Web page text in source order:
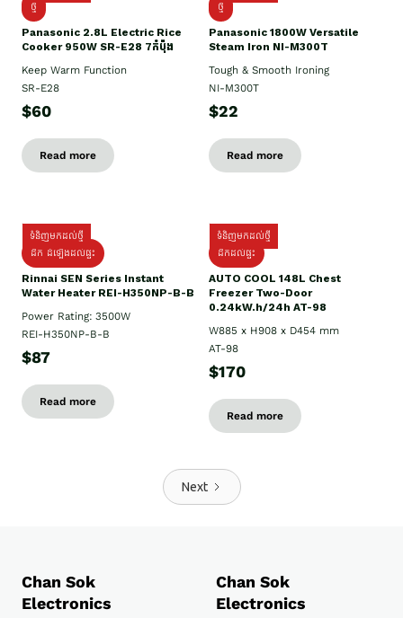
ថ្មី
Panasonic 2.8L Electric Rice
Cooker 950W SR-E28 7កំប៉ុង
Keep Warm Function
SR-E28
$60
Read more
ថ្មី
Panasonic 1800W Versatile
Steam Iron NI-M300T
Tough & Smooth Ironing
NI-M300T
$22
Read more
ទំនិញមកដល់ថ្មី
ដឹក ដំឡើងដល់ផ្ទះ
Rinnai SEN Series Instant
Water Heater REI-H350NP-B-B
Power Rating: 3500W
REI-H350NP-B-B
$87
Read more
ទំនិញមកដល់ថ្មី
ដឹកដល់ផ្ទះ
AUTO COOL 148L Chest
Freezer Two-Door
0.24kW.h/24h AT-98
W885 x H908 x D454 mm
AT-98
$170
Read more
Next
Chan Sok
Electronics
Chan Sok
Electronics